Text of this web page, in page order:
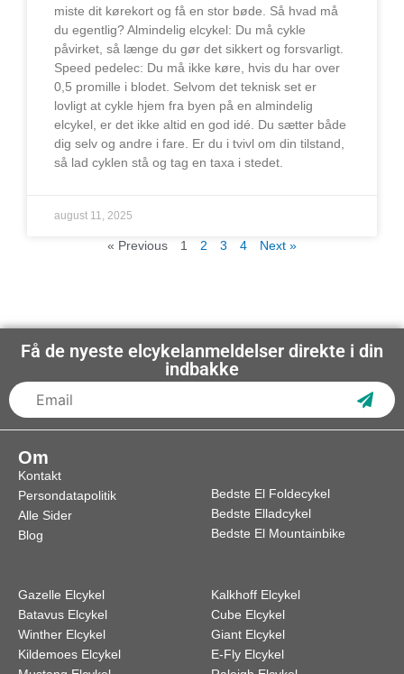
miste dit kørekort og få en stor bøde. Så hvad må
du egentlig? Almindelig elcykel: Du må cykle
påvirket, så længe du gør det sikkert og forsvarligt.
Speed pedelec: Du må ikke køre, hvis du har over
0,5 promille i blodet. Selvom det teknisk set er
lovligt at cykle hjem fra byen på en almindelig
elcykel, er det ikke altid en god idé. Du sætter både
dig selv og andre i fare. Er du i tvivl om din tilstand,
så lad cyklen stå og tag en taxa i stedet.
august 11, 2025
« Previous 1 2 3 4 Next »
Få de nyeste elcykelanmeldelser direkte i din
indbakke
Om
Kontakt
Persondatapolitik
Alle Sider
Blog
Bedste El Foldecykel
Bedste Elladcykel
Bedste El Mountainbike
Gazelle Elcykel
Batavus Elcykel
Winther Elcykel
Kildemoes Elcykel
Kalkhoff Elcykel
Cube Elcykel
Giant Elcykel
E-Fly Elcykel